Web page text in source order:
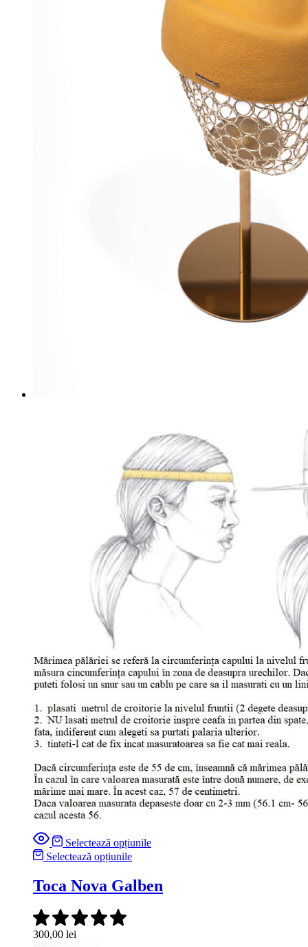
Selectează opțiunile
Selectează opțiunile
Toca Nova Galben
300,00 lei